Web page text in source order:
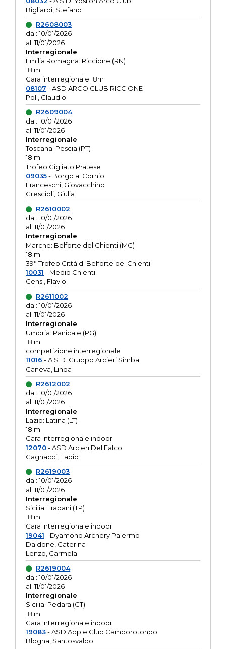
Bigliardi, Stefano
R2608003
dal: 10/01/2026
al: 11/01/2026
Interregionale
Emilia Romagna: Riccione (RN)
18 m
Gara interregionale 18m
08107 - ASD ARCO CLUB RICCIONE
Poli, Claudio
R2609004
dal: 10/01/2026
al: 11/01/2026
Interregionale
Toscana: Pescia (PT)
18 m
Trofeo Gigliato Pratese
09035- Borgo al Cornio
Franceschi, Giovacchino
Crescioli, Giulia
R2610002
dal: 10/01/2026
al: 11/01/2026
Interregionale
Marche: Belforte del Chienti (MC)
18 m
39° Trofeo Città di Belforte del Chienti.
10031 - Medio Chienti
Censi, Flavio
R2611002
dal: 10/01/2026
al: 11/01/2026
Interregionale
Umbria: Panicale (PG)
18 m
competizione interregionale
11016 - A.S.D. Gruppo Arcieri Simba
Caneva, Linda
R2612002
dal: 10/01/2026
al: 11/01/2026
Interregionale
Lazio: Latina (LT)
18 m
Gara Interregionale indoor
12070- ASD Arcieri Del Falco
Cagnacci, Fabio
R2619003
dal: 10/01/2026
al: 11/01/2026
Interregionale
Sicilia: Trapani (TP)
18 m
Gara Interregionale indoor
19041 - Dyamond Archery Palermo
Daidone, Caterina
Lenzo, Carmela
R2619004
dal: 10/01/2026
al: 11/01/2026
Interregionale
Sicilia: Pedara (CT)
18 m
Gara Interregionale indoor
19083- ASD Apple Club Camporotondo
Blogna, Santosvaldo